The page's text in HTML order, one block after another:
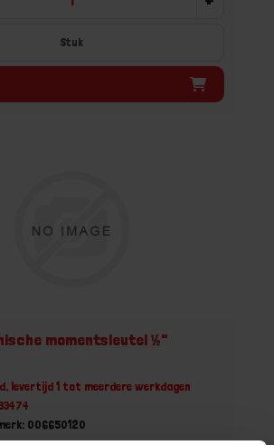
Stuk
momentsleutel ½"
levertijd 1 tot meerdere werkdagen
006650120